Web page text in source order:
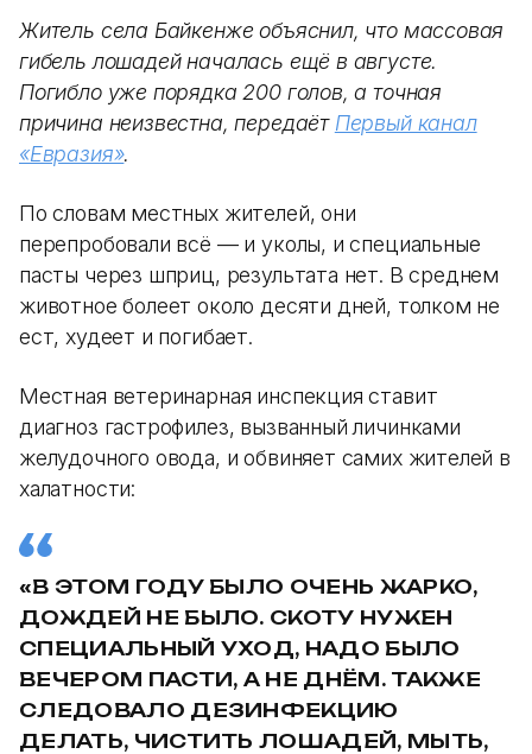
Житель села Байкенже объяснил, что массовая
гибель лошадей началась ещё в августе.
Погибло уже порядка 200 голов, а точная
причина неизвестна, передаёт Первый канал
«Евразия».
По словам местных жителей, они
перепробовали всё — и уколы, и специальные
пасты через шприц, результата нет. В среднем
животное болеет около десяти дней, толком не
ест, худеет и погибает.
Местная ветеринарная инспекция ставит
диагноз гастрофилез, вызванный личинками
желудочного овода, и обвиняет самих жителей в
халатности:
«В ЭТОМ ГОДУ БЫЛО ОЧЕНЬ ЖАРКО,
ДОЖДЕЙ НЕ БЫЛО. СКОТУ НУЖЕН
СПЕЦИАЛЬНЫЙ УХОД, НАДО БЫЛО
ВЕЧЕРОМ ПАСТИ, А НЕ ДНЁМ. ТАКЖЕ
СЛЕДОВАЛО ДЕЗИНФЕКЦИЮ
ДЕЛАТЬ, ЧИСТИТЬ ЛОШАДЕЙ, МЫТЬ,